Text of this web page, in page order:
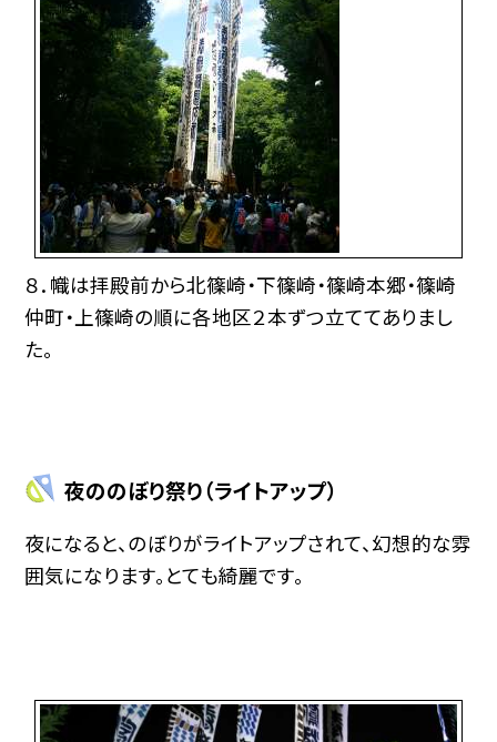
８．幟は拝殿前から北篠崎・下篠崎・篠崎本郷・篠崎
仲町・上篠崎の順に各地区２本ずつ立ててありまし
た。
夜ののぼり祭り（ライトアップ）
夜になると、のぼりがライトアップされて、幻想的な雰
囲気になります。とても綺麗です。